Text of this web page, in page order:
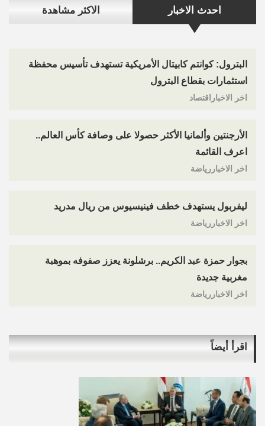
احدث الاخبار الاكثر مشاهدة
البترول: كوانتم كابيتال الأمريكية تستهدف تأسيس محفظة
استثمارات بقطاع البترول
اخر الاخباراقتصاد
الأرجنتين وألمانيا الأكثر حصولا على وصافة كأس العالم..
اعرف القائمة
اخر الاخباررياضة
ليفربول يستهدف خطف فينيسيوس من ريال مدريد
اخر الاخباررياضة
بجوار حمزة عبد الكريم.. برشلونة يعزز صفوفه بموهبة
مغربية جديدة
اخر الاخباررياضة
اقرأ أيضاً